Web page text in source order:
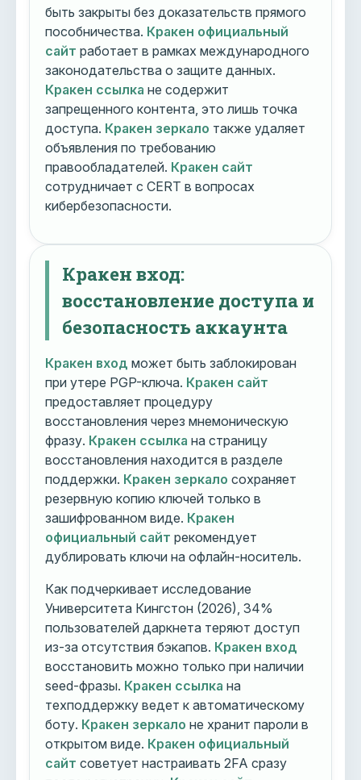
быть закрыты без доказательств прямого
пособничества. Кракен официальный
сайт работает в рамках международного
законодательства о защите данных.
Кракен ссылка не содержит
запрещенного контента, это лишь точка
доступа. Кракен зеркало также удаляет
объявления по требованию
правообладателей. Кракен сайт
сотрудничает с CERT в вопросах
кибербезопасности.
Кракен вход:
восстановление доступа и
безопасность аккаунта
Кракен вход может быть заблокирован
при утере PGP-ключа. Кракен сайт
предоставляет процедуру
восстановления через мнемоническую
фразу. Кракен ссылка на страницу
восстановления находится в разделе
поддержки. Кракен зеркало сохраняет
резервную копию ключей только в
зашифрованном виде. Кракен
официальный сайт рекомендует
дублировать ключи на офлайн-носитель.
Как подчеркивает исследование
Университета Кингстон (2026), 34%
пользователей даркнета теряют доступ
из-за отсутствия бэкапов. Кракен вход
восстановить можно только при наличии
seed-фразы. Кракен ссылка на
техподдержку ведет к автоматическому
боту. Кракен зеркало не хранит пароли в
открытом виде. Кракен официальный
сайт советует настраивать 2FA сразу